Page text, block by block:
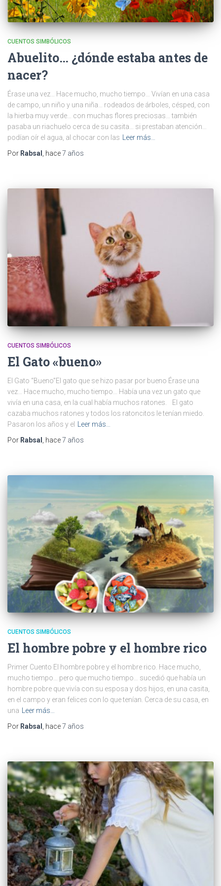
CUENTOS SIMBÓLICOS
Abuelito… ¿dónde estaba antes de
nacer?
Érase una vez… Hace mucho, mucho tiempo… Vivían en una casa
de campo, un niño y una niña… rodeados de árboles, césped, con
la hierba muy verde… con muchas flores preciosas… también
pasaba un riachuelo cerca de su casita… si prestaban atención…
podían oír el agua, al chocar con las
Leer más…
Por Rabsal , hace7 años
CUENTOS SIMBÓLICOS
El Gato «bueno»
El Gato “Bueno”El gato que se hizo pasar por bueno Érase una
vez… Hace mucho, mucho tiempo… Había una vez un gato que
vivía en una casa, en la cual había muchos ratones. El gato
cazaba muchos ratones y todos los ratoncitos le tenían miedo.
Pasaron los años y el Leer más…
Por Rabsal , hace7 años
CUENTOS SIMBÓLICOS
El hombre pobre y el hombre rico
Primer Cuento El hombre pobre y el hombre rico. Hace mucho,
mucho tiempo… pero que mucho tiempo… sucedió que había un
hombre pobre que vivía con su esposa y dos hijos, en una casita,
en el campo y eran felices con lo que tenían. Cerca de su casa, en
una Leer más…
Por Rabsal , hace7 años